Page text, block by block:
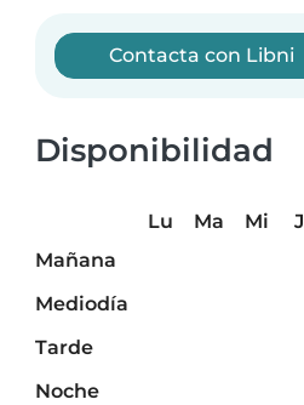
Contacta con Libni
Disponibilidad
Lu Ma Mi
Mañana
Mediodía
Tarde
Noche